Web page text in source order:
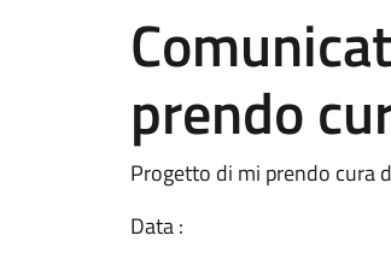
prendo
Progetto di mi prendo cura
Data :